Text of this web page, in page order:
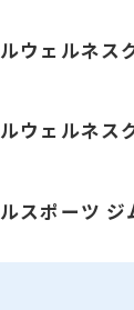
ウェルネス
ウェルネス
スポーツ ジ